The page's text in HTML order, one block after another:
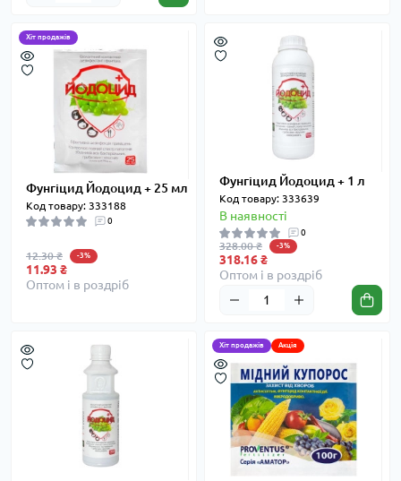
Хіт продажів
Фунгіцид Йодоцид + 25 мл
Код товару: 333188
0
12.30 ₴ -3%
11.93 ₴
Оптом і в роздріб
Фунгіцид Йодоцид + 1 л
Код товару: 333639
В наявності
0
328.00 ₴ -3%
318.16 ₴
Оптом і в роздріб
Хіт продажів Акція